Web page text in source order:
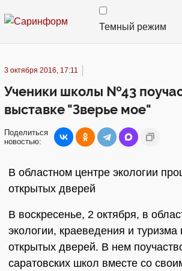
Темный режим
3 октября 2016, 17:11
Ученики школы №43
выставке "Зверье мое"
Поделиться
новостью:
В областном центре экологии
открытых дверей
В воскресенье, 2 октября, в
экологии, краеведения и
открытых дверей. В нем
саратовских школ вместе со